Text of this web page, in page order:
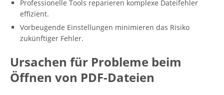
Professionelle Tools reparieren komplexe Dateifehler
effizient.
Vorbeugende Einstellungen minimieren das Risiko
zukünftiger Fehler.
Ursachen für Probleme beim
Öffnen von PDF-Dateien